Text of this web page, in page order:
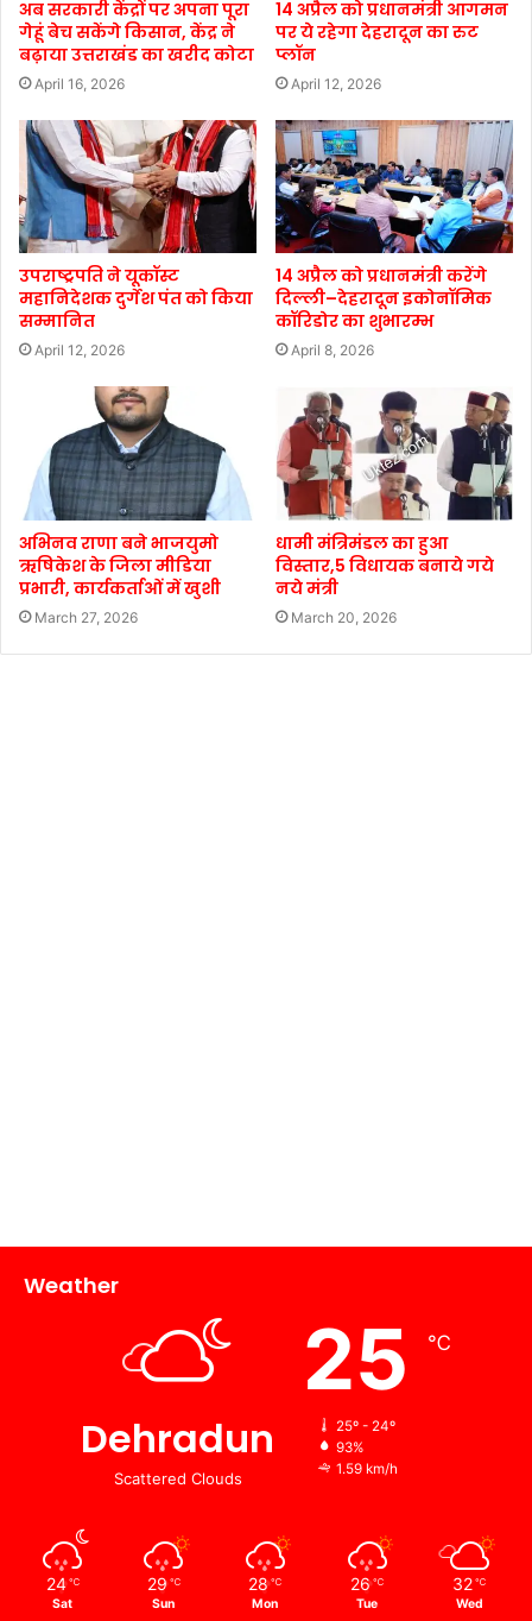
अब सरकारी केंद्रों पर अपना पूरा
गेहूं बेच सकेंगे किसान, केंद्र ने
बढ़ाया उत्तराखंड का खरीद कोटा
April 16, 2026
14 अप्रैल को प्रधानमंत्री आगमन
पर ये रहेगा देहरादून का रुट
प्लॉन
April 12, 2026
उपराष्ट्रपति ने यूकॉस्ट
महानिदेशक दुर्गेश पंत को किया
सम्मानित
April 12, 2026
14 अप्रैल को प्रधानमंत्री करेंगे
दिल्ली–देहरादून इकोनॉमिक
कॉरिडोर का शुभारम्भ
April 8, 2026
अभिनव राणा बने भाजयुमो
ऋषिकेश के जिला मीडिया
प्रभारी, कार्यकर्ताओं में खुशी
March 27, 2026
धामी मंत्रिमंडल का हुआ
विस्तार,5 विधायक बनाये गये
नये मंत्री
March 20, 2026
Weather
Dehradun
Scattered Clouds
25 ℃
25º - 24º
93%
1.59 km/h
24 ℃
Sat
29 ℃
Sun
28 ℃
Mon
26 ℃
Tue
32 ℃
Wed